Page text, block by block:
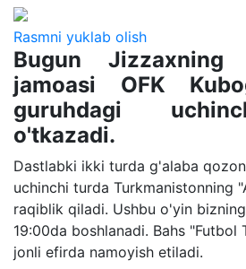
Rasmni yuklab olish
Bugun Jizzaxning
jamoasi OFK
guruhdagi
o'tkazadi.
Dastlabki ikki turda g'alaba
uchinchi turda Turkmanistonning
raqiblik qiladi. Ushbu o'yin
19:00da boshlanadi. Bahs "Futbol
jonli efirda namoyish etiladi.